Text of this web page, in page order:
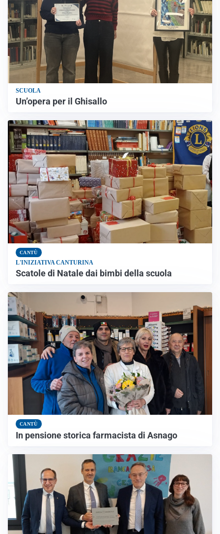
SCUOLA
Un’opera per il Ghisallo
CANTÙ
L'INIZIATIVA CANTURINA
Scatole di Natale dai bimbi della scuola
CANTÙ
In pensione storica farmacista di Asnago